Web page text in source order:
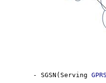
     - SGSN(Serving
GPRS